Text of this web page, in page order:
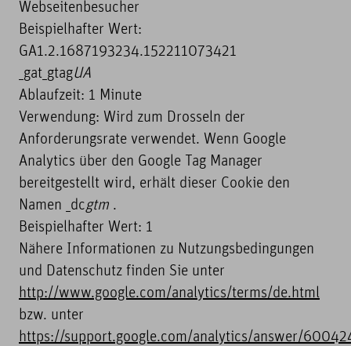
Webseitenbesucher
Beispielhafter Wert:
GA1.2.1687193234.152211073421
_gat_gtagUA
Ablaufzeit: 1 Minute
Verwendung: Wird zum Drosseln der
Anforderungsrate verwendet. Wenn Google
Analytics über den Google Tag Manager
bereitgestellt wird, erhält dieser Cookie den
Namen _dcgtm .
Beispielhafter Wert: 1
Nähere Informationen zu Nutzungsbedingungen
und Datenschutz finden Sie unter
http://www.google.com/analytics/terms/de.html
bzw. unter
https://support.google.com/analytics/answer/